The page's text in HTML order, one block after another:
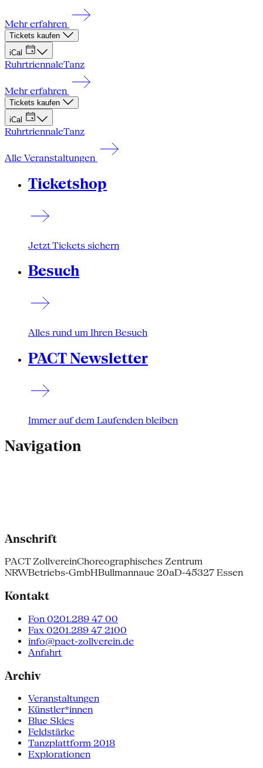
Mehr erfahren
Tickets kaufen
iCal
RuhrtriennaleTanz
Mehr erfahren
Tickets kaufen
iCal
RuhrtriennaleTanz
Alle Veranstaltungen
Ticketshop
Jetzt Tickets sichern
Besuch
Alles rund um Ihren Besuch
PACT Newsletter
Immer auf dem Laufenden bleiben
Navigation
Anschrift
PACT ZollvereinChoreographisches Zentrum
NRWBetriebs-GmbHBullmannaue 20aD-45327 Essen
Kontakt
Fon 0201.289 47 00
Fax 0201.289 47 2100
info@pact-zollverein.de
Anfahrt
Archiv
Veranstaltungen
Künstler*innen
Blue Skies
Feldstärke
Tanzplattform 2018
Explorationen